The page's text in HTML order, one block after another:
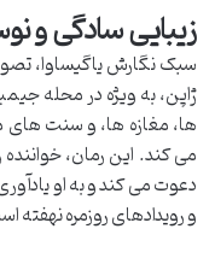
زیبایی سادگی و
سبک نگارش یاگیساوا،
ژاپن، به ویژه در محله
ها، مغازه ها، و سنت های
می کند. این رمان،
دعوت می کند و به او
و رویدادهای روزمره نهفته